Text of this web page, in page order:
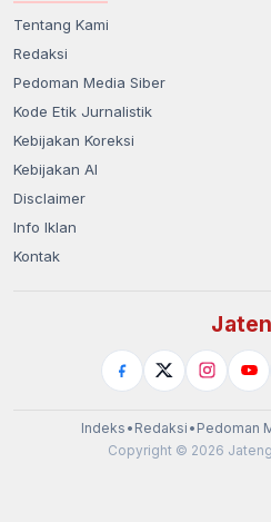
Tentang Kami
Redaksi
Pedoman Media Siber
Kode Etik Jurnalistik
Kebijakan Koreksi
Kebijakan AI
Disclaimer
Info Iklan
Kontak
Indeks • Redaksi • Pedoman
Copyright © 2026